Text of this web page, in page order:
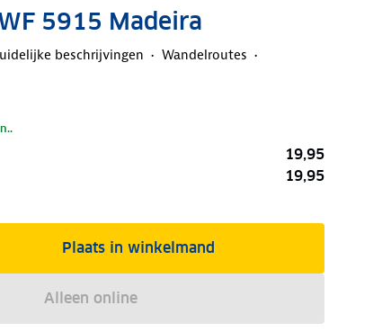
5915 Madeira
beschrijvingen
Wandelroutes
19,95
19,95
Plaats in winkelmand
Alleen online